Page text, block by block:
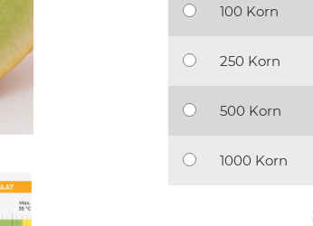
100 Korn
250 Korn
500 Korn
1000 Korn